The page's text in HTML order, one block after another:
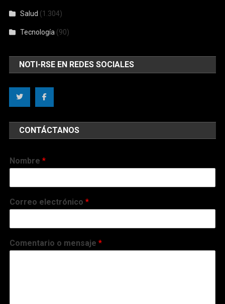
Salud (1.304)
Tecnología (90)
NOTI-RSE EN REDES SOCIALES
CONTÁCTANOS
Nombre*
Correo electrónico*
Comentario o mensaje*